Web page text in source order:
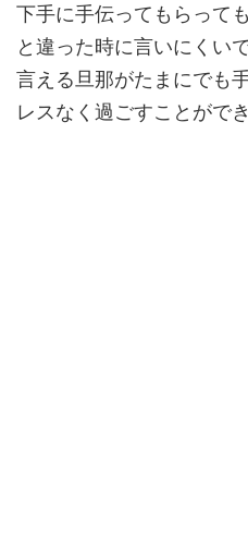
下手に手伝ってもらって
と違った時に言いにくい
言える旦那がたまにでも
レスなく過ごすことがで